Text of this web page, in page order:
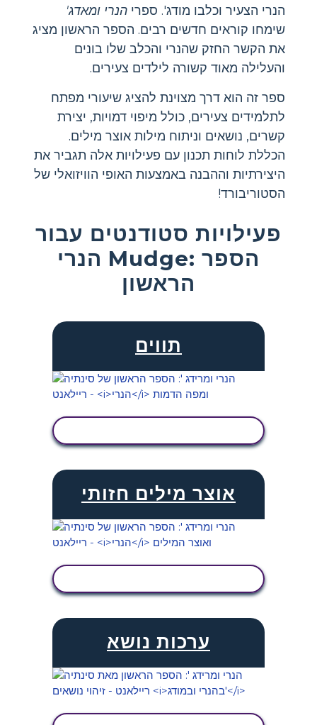
הנרי הצעיר וכלבו מודג'. ספרי הנרי ומאדג'
שימחו קוראים חדשים רבים. הספר הראשון מציג
את הקשר החזק שהנרי והכלב שלו בונים
והעלילה מאוד קשורה לילדים צעירים.
ספר זה הוא דרך מצוינת להציג שיעורי מפתח
לתלמידים צעירים, כולל מיפוי דמויות, יצירת
קשרים, נושאים וניתוח מילות אוצר מילים.
הכללת לוחות תכנון עם פעילויות אלה תגביר את
היצירתיות וההבנה באמצעות האופי הוויזואלי של
הסטוריבורד!
פעילויות סטודנטים עבור
הנרי Mudge: הספר
הראשון
תווים
אוצר מילים חזותי
ערכות נושא